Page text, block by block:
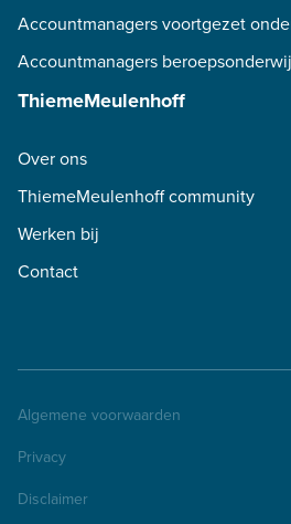
Accountmanagers voortgezet
Accountmanagers
ThiemeMeulenhoff
Over ons
ThiemeMeulenhoff community
Werken bij
Contact
Algemene voorwaarden
Privacy
Disclaimer